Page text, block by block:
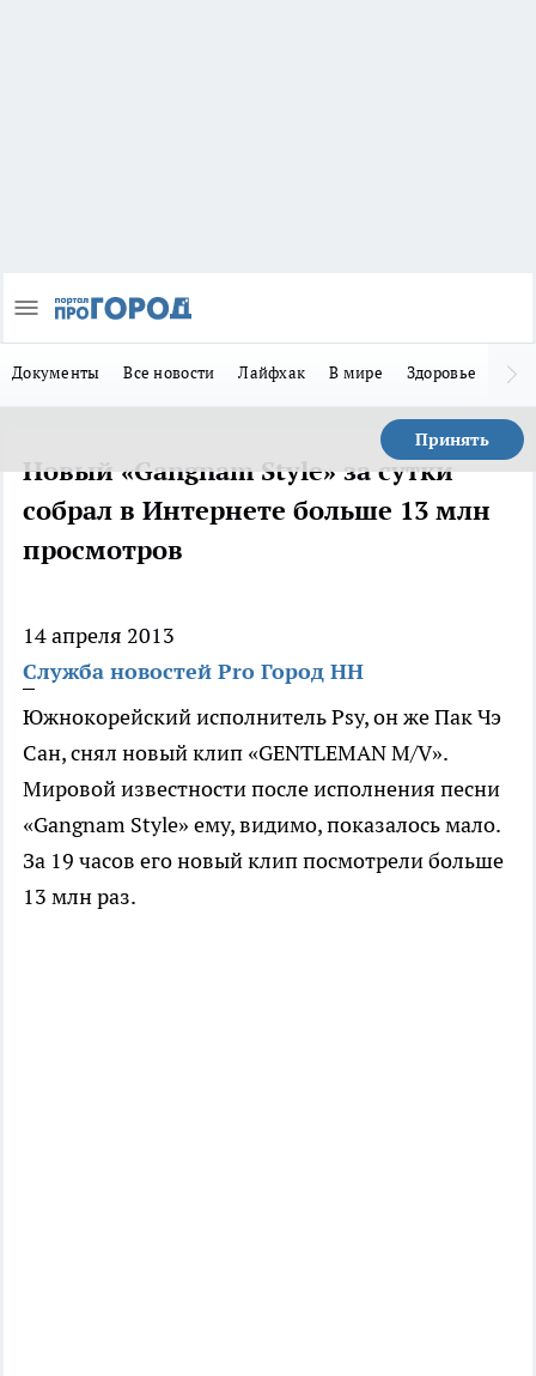
Документы Все новости Лайфхак В мире Здоровье
Принять
Новый «Gangnam Style» за сутки
собрал в Интернете больше 13 млн
просмотров
14 апреля 2013
Служба новостей Pro Город НН
Южнокорейский исполнитель Psy, он же Пак Чэ
Сан, снял новый клип «GENTLEMAN M/V».
Мировой известности после исполнения песни
«Gangnam Style» ему, видимо, показалось мало.
За 19 часов его новый клип посмотрели больше
13 млн раз.